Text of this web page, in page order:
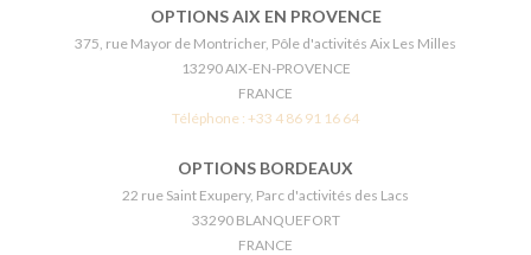
OPTIONS AIX EN PROVENCE
375, rue Mayor de Montricher, Pôle d'activités Aix Les Milles
13290 AIX-EN-PROVENCE
FRANCE
Téléphone : +33 4 86 91 16 64
OPTIONS BORDEAUX
22 rue Saint Exupery, Parc d'activités des Lacs
33290 BLANQUEFORT
FRANCE